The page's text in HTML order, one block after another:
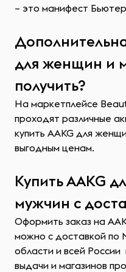
– это манифест
для женщин и
получить?
На маркетплейсе
проходят различные
купить AAKG для
выгодным ценам.
Купить AAKG
мужчин с
Оформить заказ на
можно с доставкой по
области и всей России
выдачи и магазинов